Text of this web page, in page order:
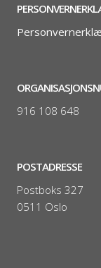
916 108 648
POSTADRESSE
Postboks 327
0511 Oslo